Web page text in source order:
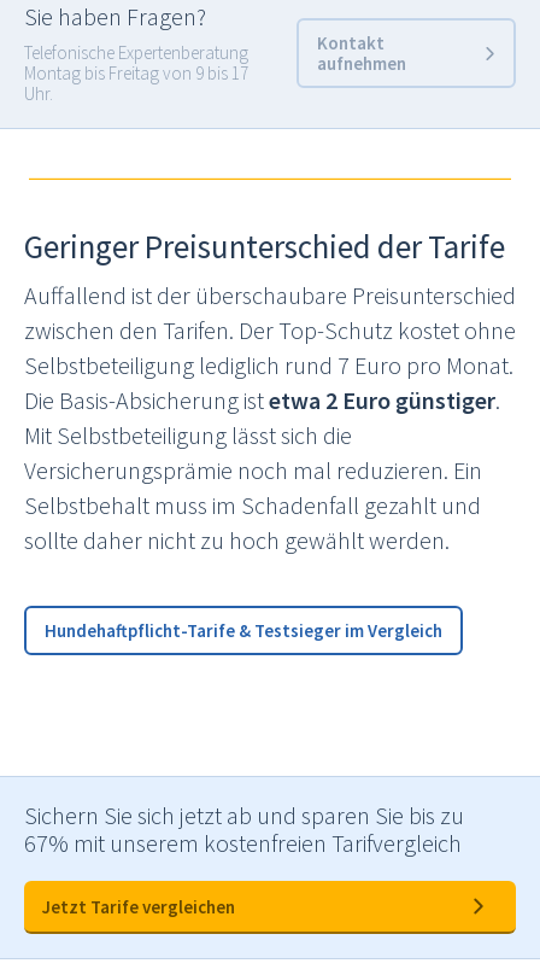
Sie haben Fragen?
Telefonische Expertenberatung
Montag bis Freitag von 9 bis 17
Uhr.
Kontakt
aufnehmen
Geringer Preisunterschied der Tarife
Auffallend ist der überschaubare Preisunterschied
zwischen den Tarifen. Der Top-Schutz kostet ohne
Selbstbeteiligung lediglich rund 7 Euro pro Monat.
Die Basis-Absicherung istetwa 2 Euro günstiger.
Mit Selbstbeteiligung lässt sich die
Versicherungsprämie noch mal reduzieren. Ein
Selbstbehalt muss im Schadenfall gezahlt und
sollte daher nicht zu hoch gewählt werden.
Hundehaftpflicht-Tarife & Testsieger im Vergleich
Sichern Sie sich jetzt ab und sparen Sie bis zu
67% mit unserem kostenfreien Tarifvergleich
Jetzt Tarife vergleichen